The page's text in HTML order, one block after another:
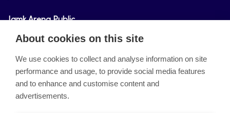
Jamk Arena Public
Jamk Arena Pro
About the site
Accessibility Statement
About cookies on this site
We use cookies to collect and analyse information on site
performance and usage, to provide social media features
and to enhance and customise content and
advertisements.